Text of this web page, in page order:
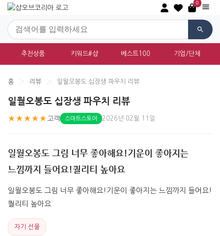
0
추천상품 키워드#샵 베스트100 기업/단체
홈 › 리뷰 › 일월오봉도 십장생 파우치 리뷰
일월오봉도 십장생 파우치 리뷰
★★★★★ 고객 스마트스토어 2026년 02월 11일
일월오봉도 그림 너무 좋아해요!기운이 좋아지는
느낌까지 들어요!퀄리티 높아요
일월오봉도 그림 너무 좋아해요!기운이 좋아지는 느낌까지 들어요!
퀄리티 높아요
자기 선물